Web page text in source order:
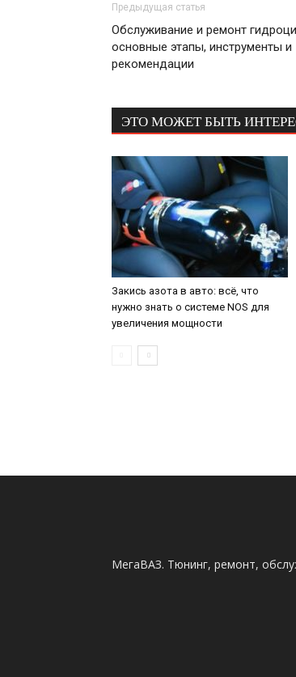
Предыдущая статья
Обслуживание и ремонт
основные этапы, инструменты и
рекомендации
ЭТО МОЖЕТ БЫТЬ
Закись азота в авто: всё, что
нужно знать о системе NOS для
увеличения мощности
МегаВАЗ. Тюнинг, ремонт,